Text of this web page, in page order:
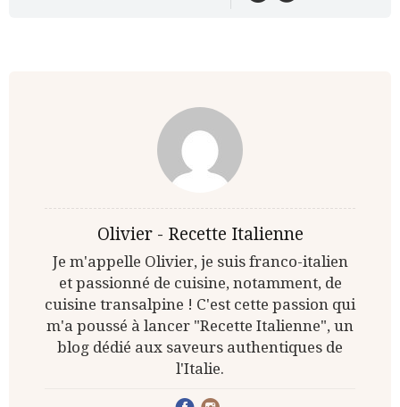
Olivier - Recette Italienne
Je m'appelle Olivier, je suis franco-italien
et passionné de cuisine, notamment, de
cuisine transalpine ! C'est cette passion qui
m'a poussé à lancer "Recette Italienne", un
blog dédié aux saveurs authentiques de
l'Italie.